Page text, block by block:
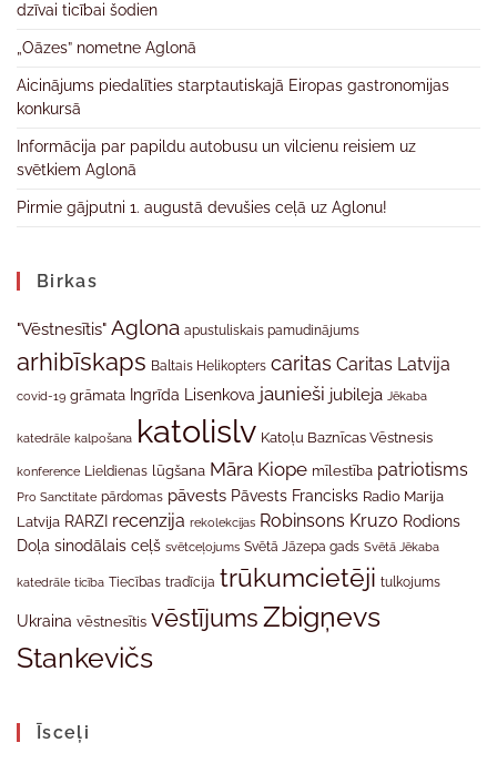
dzīvai ticībai šodien
„Oāzes” nometne Aglonā
Aicinājums piedalīties starptautiskajā Eiropas gastronomijas
konkursā
Informācija par papildu autobusu un vilcienu reisiem uz
svētkiem Aglonā
Pirmie gājputni 1. augustā devušies ceļā uz Aglonu!
Birkas
"Vēstnesītis" Aglona apustuliskais pamudinājums
arhibīskaps Baltais Helikopters caritas Caritas Latvija
covid-19 grāmata Ingrīda Lisenkova jaunieši jubileja Jēkaba
katedrāle kalpošana katolislv Katoļu Baznīcas Vēstnesis
konference Lieldienas lūgšana Māra Kiope mīlestība patriotisms
Pro Sanctitate pārdomas pāvests Pāvests Francisks Radio Marija
Latvija RARZI recenzija rekolekcijas Robinsons Kruzo Rodions
Doļa sinodālais ceļš svētceļojums Svētā Jāzepa gads Svētā Jēkaba
katedrāle ticība Tiecības tradīcija trūkumcietēji tulkojums
Ukraina vēstnesītis vēstījumsZbigņevs
Stankevičs
Īsceļi